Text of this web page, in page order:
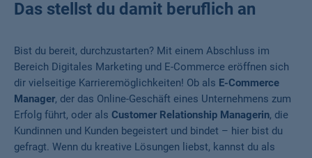
Das stellst du damit beruflich an
Bist du bereit, durchzustarten? Mit einem Abschluss im
Bereich Digitales Marketing und E-Commerce eröffnen sich
dir vielseitige Karrieremöglichkeiten! Ob als E-Commerce
Manager, der das Online-Geschäft eines Unternehmens zum
Erfolg führt, oder als Customer Relationship Managerin, die
Kundinnen und Kunden begeistert und bindet – hier bist du
gefragt. Wenn du kreative Lösungen liebst, kannst du als